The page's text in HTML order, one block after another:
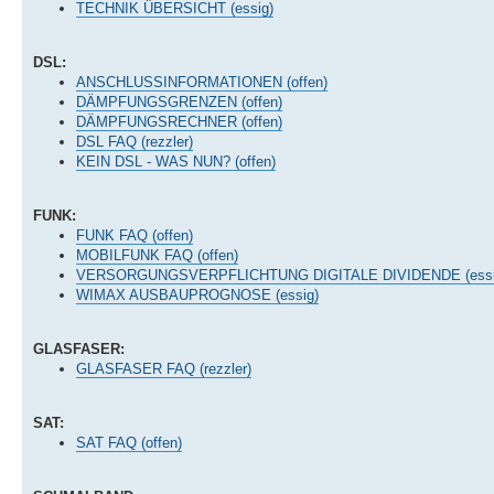
TECHNIK ÜBERSICHT (essig)
DSL:
ANSCHLUSSINFORMATIONEN (offen)
DÄMPFUNGSGRENZEN (offen)
DÄMPFUNGSRECHNER (offen)
DSL FAQ (rezzler)
KEIN DSL - WAS NUN? (offen)
FUNK:
FUNK FAQ (offen)
MOBILFUNK FAQ (offen)
VERSORGUNGSVERPFLICHTUNG DIGITALE DIVIDENDE
WIMAX AUSBAUPROGNOSE (essig)
GLASFASER:
GLASFASER FAQ (rezzler)
SAT:
SAT FAQ (offen)